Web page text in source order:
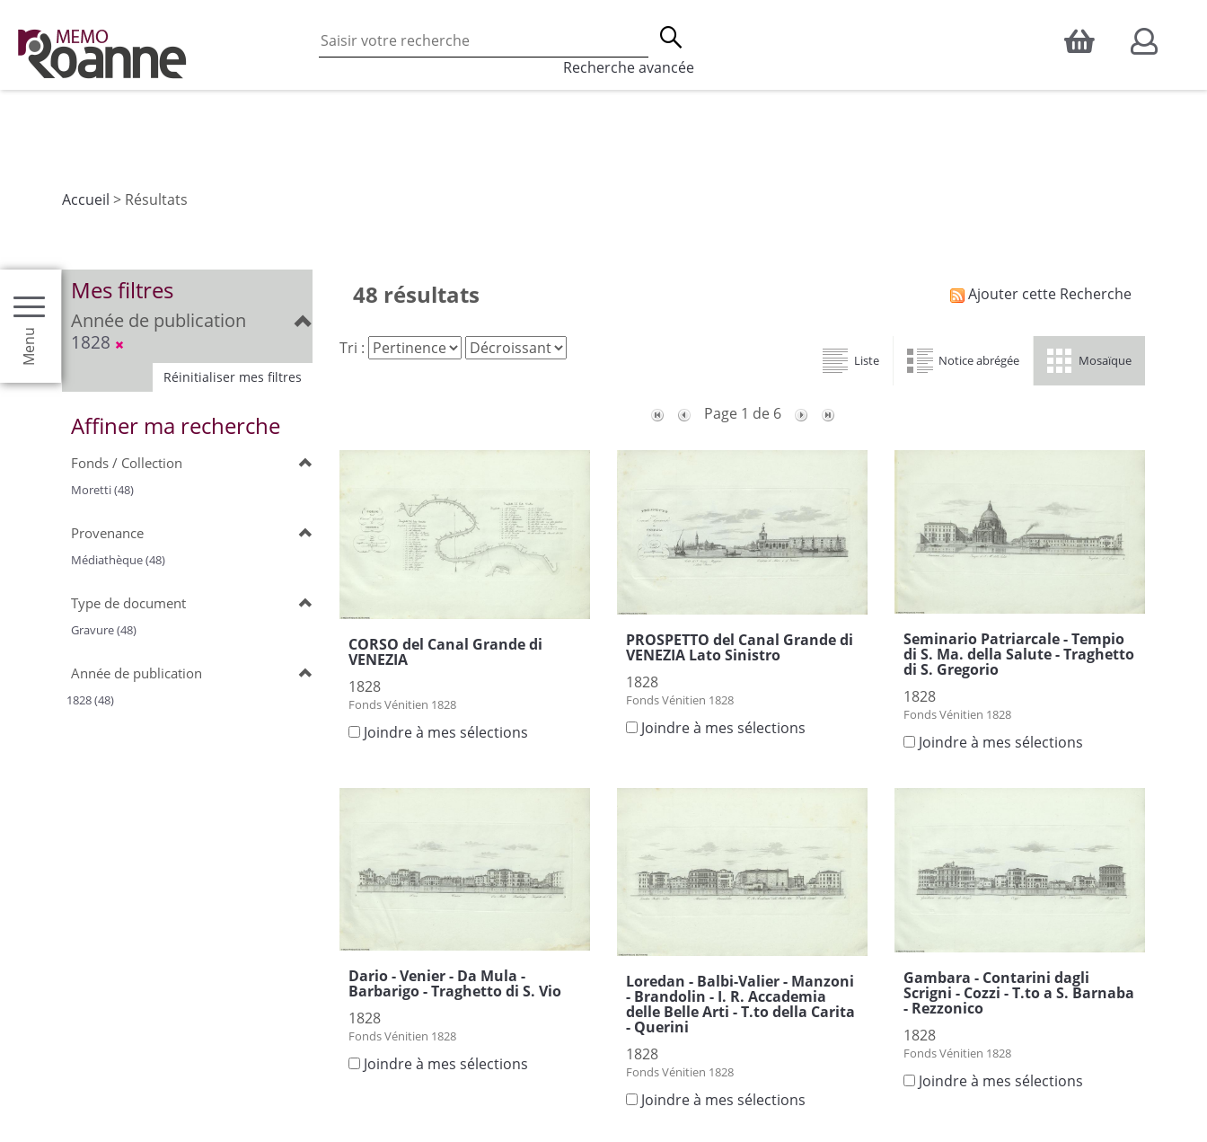
Accepter
En poursuivant votre navigation sur ce site vous acceptez l’utilisation des cookies, qui sont utilisés à des fins de statistiques d'audience, ainsi que pour
les fonctionnalités de partages de contenu sur les réseaux sociaux.
Recherche avancée
Menu
Accueil > Résultats
Mes filtres
Année de publication
1828
Réinitialiser mes filtres
Affiner ma recherche
Fonds / Collection
Moretti (48)
Provenance
Médiathèque (48)
Type de document
Gravure (48)
Année de publication
1828 (48)
48 résultats Ajouter cette Recherche
Tri :
Liste Notice abrégée Mosaïque
Page 1 de 6
CORSO del Canal Grande di
VENEZIA
1828
Fonds Vénitien 1828
Joindre à mes sélections
PROSPETTO del Canal Grande di
VENEZIA Lato Sinistro
1828
Fonds Vénitien 1828
Joindre à mes sélections
Seminario Patriarcale - Tempio
di S. Ma. della Salute - Traghetto
di S. Gregorio
1828
Fonds Vénitien 1828
Joindre à mes sélections
Dario - Venier - Da Mula -
Barbarigo - Traghetto di S. Vio
1828
Fonds Vénitien 1828
Joindre à mes sélections
Loredan - Balbi-Valier - Manzoni
- Brandolin - I. R. Accademia
delle Belle Arti - T.to della Carita
- Querini
1828
Fonds Vénitien 1828
Joindre à mes sélections
Gambara - Contarini dagli
Scrigni - Cozzi - T.to a S. Barnaba
- Rezzonico
1828
Fonds Vénitien 1828
Joindre à mes sélections